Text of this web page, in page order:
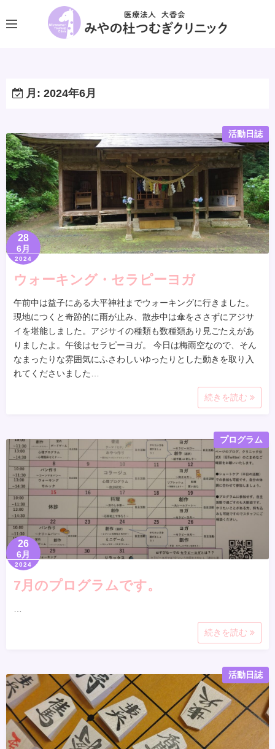
ン
ッ
プ
月: 2024年6月
活動日誌
28
6月
2024
ウォーキング・セラピーヨガ
午前中は益子にある大平神社までウォーキングに行きました。
現地につくと奇跡的に雨が止み、散歩中は傘をささずにアジサ
イを堪能しました。アジサイの種類も数種類あり見ごたえがあ
りましたよ。午後はセラピーヨガ。 今日は梅雨空なので、そん
なまったりな雰囲気にふさわしいゆったりとした動きを取り入
れてくださいました…
続きを読む
プログラム
26
6月
2024
7月のプログラムです。
…
続きを読む
活動日誌